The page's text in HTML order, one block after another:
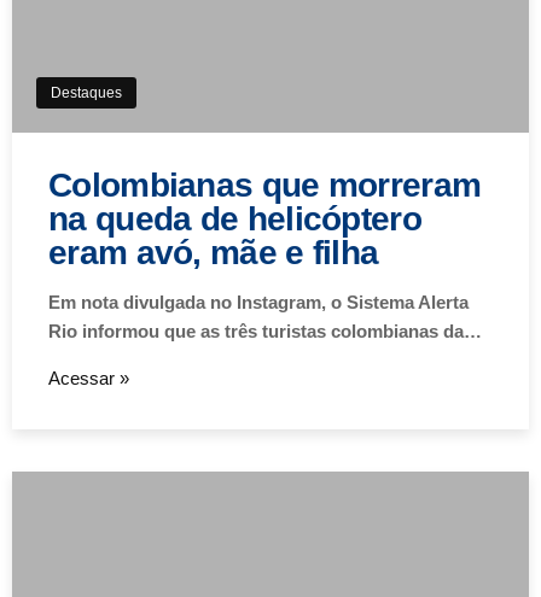
Destaques
Colombianas que morreram
na queda de helicóptero
eram avó, mãe e filha
Em nota divulgada no Instagram, o Sistema Alerta
Rio informou que as três turistas colombianas da…
Acessar »